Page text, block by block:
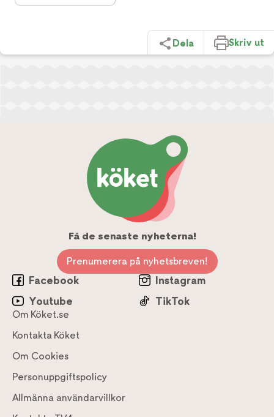
Dela Skriv ut
Få de senaste nyheterna!
Prenumerera på nyhetsbreven!
Facebook
Instagram
Youtube
TikTok
Om Köket.se
Kontakta Köket
Om Cookies
Personuppgiftspolicy
Allmänna användarvillkor